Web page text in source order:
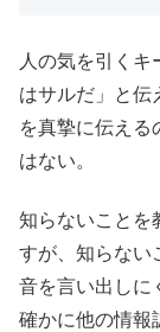
人の気を引く
はサルだ」と伝
を真摯に伝える
はない。
知らないことを
すが、知らない
音を言い出しに
確かに他の情報